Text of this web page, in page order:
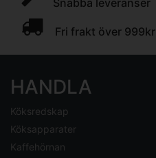
Snabba leveranser
Fri frakt över 999kr
HANDLA
Köksredskap
Köksapparater
Kaffehörnan